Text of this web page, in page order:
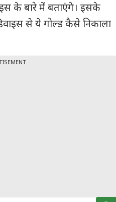
के बारे में बताएंगे। इसके
से ये गोल्ड कैसे निकाला